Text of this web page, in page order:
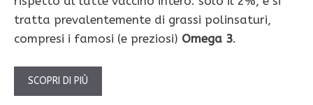
tratta prevalentemente di grassi polinsaturi,
compresi i famosi (e preziosi) Omega 3.
SCOPRI DI PIÙ